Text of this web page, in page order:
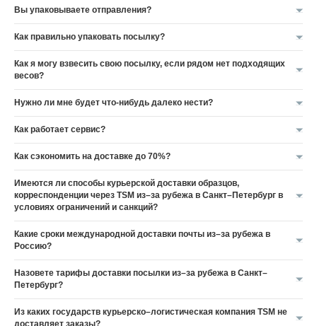
Вы упаковываете отправления?
Как правильно упаковать посылку?
Как я могу взвесить свою посылку, если рядом нет подходящих
весов?
Нужно ли мне будет что-нибудь далеко нести?
Как работает сервис?
Как сэкономить на доставке до 70%?
Имеются ли способы курьерской доставки образцов,
корреспонденции через TSM из–за рубежа в Санкт–Петербург в
условиях ограничений и санкций?
Какие сроки международной доставки почты из–за рубежа в
Россию?
Назовете тарифы доставки посылки из–за рубежа в Санкт–
Петербург?
Из каких государств курьерско–логистическая компания TSM не